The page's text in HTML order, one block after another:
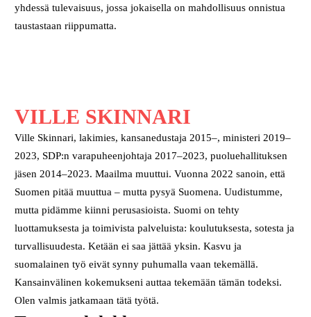
yhdessä tulevaisuus, jossa jokaisella on mahdollisuus onnistua
taustastaan riippumatta.
VILLE SKINNARI
Ville Skinnari, lakimies, kansanedustaja 2015–, ministeri 2019–
2023, SDP:n varapuheenjohtaja 2017–2023, puoluehallituksen
jäsen 2014–2023. Maailma muuttui. Vuonna 2022 sanoin, että
Suomen pitää muuttua – mutta pysyä Suomena. Uudistumme,
mutta pidämme kiinni perusasioista. Suomi on tehty
luottamuksesta ja toimivista palveluista: koulutuksesta, sotesta ja
turvallisuudesta. Ketään ei saa jättää yksin. Kasvu ja
suomalainen työ eivät synny puhumalla vaan tekemällä.
Kansainvälinen kokemukseni auttaa tekemään tämän todeksi.
Olen valmis jatkamaan tätä työtä.